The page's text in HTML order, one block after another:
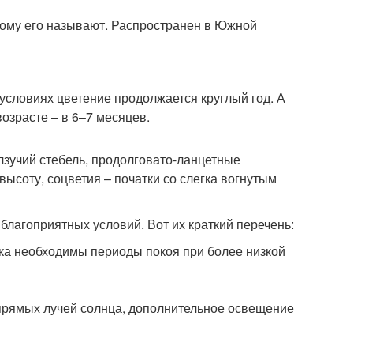
его называют. Распространен в Южной
цветение продолжается круглый год. А
– в 6–7 месяцев.
стебель, продолговато-ланцетные
соцветия – початки со слегка вогнутым
условий. Вот их краткий перечень:
необходимы периоды покоя при более низкой
лучей солнца, дополнительное освещение